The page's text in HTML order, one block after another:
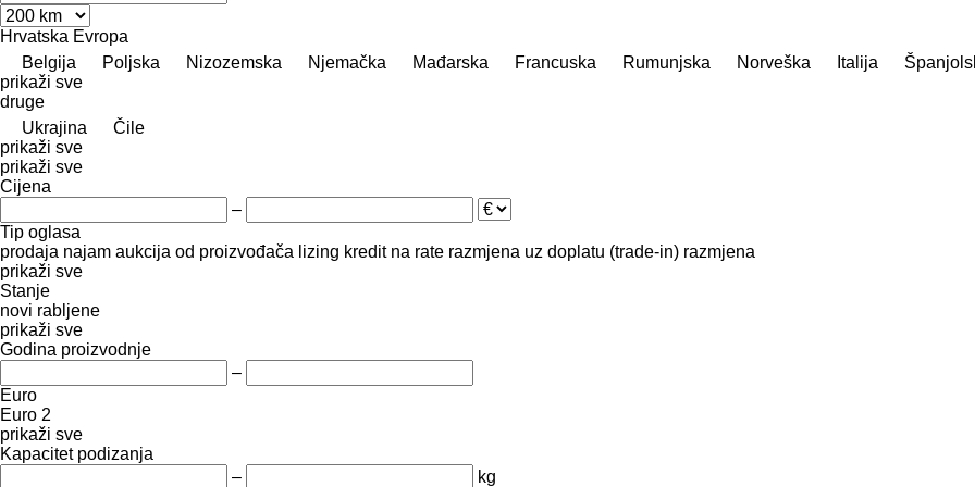
Hrvatska Evropa
Belgija
Poljska Nizozemska Njemačka Mađarska Francuska Rumunjska Norveška Italija
prikaži sve
druge
Ukrajina
Čile
prikaži sve
prikaži sve
Cijena
–
Tip oglasa
prodaja najam aukcija od proizvođača lizing kredit na rate razmjena uz doplatu (trade-in) razmjena
prikaži sve
Stanje
novi rabljene
prikaži sve
Godina proizvodnje
–
Euro
Euro 2
prikaži sve
Kapacitet podizanja
–
kg